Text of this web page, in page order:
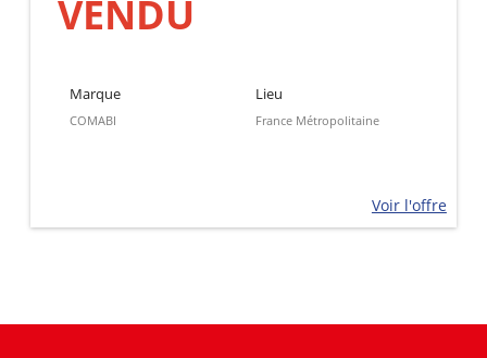
VENDU
Marque
COMABI
Lieu
France Métropolitaine
Voir l'offre